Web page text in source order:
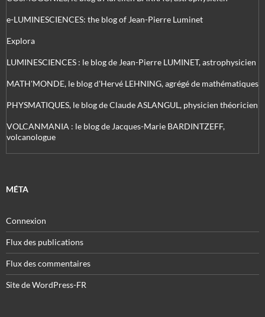
e-LUMINESCIENCES: the blog of Jean-Pierre Luminet
Explora
LUMINESCIENCES : le blog de Jean-Pierre LUMINET, astrophysicien
MATH'MONDE, le blog d'Hervé LEHNING, agrégé de mathématiques
PHYSMATIQUES, le blog de Claude ASLANGUL, physicien théoricien
VOLCANMANIA : le blog de Jacques-Marie BARDINTZEFF,
volcanologue
MÉTA
Connexion
Flux des publications
Flux des commentaires
Site de WordPress-FR